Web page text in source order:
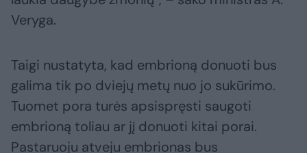
Veryga.
Taigi nustatyta, kad embrioną donuoti bus
galima tik po dviejų metų nuo jo sukūrimo.
Tuomet pora turės apsispręsti saugoti
embrioną toliau ar jį donuoti kitai porai.
Pastaruoju atveju embrionas bus